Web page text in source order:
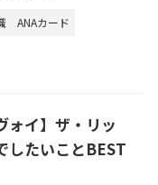
ANAカード
ォイ】ザ・リッ
したいことBEST